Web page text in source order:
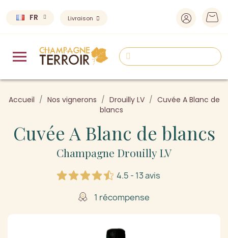
FR Livraison
Accueil Nos vignerons Drouilly LV
Cuvée A Blanc de
blancs
Cuvée A Blanc de blancs
Champagne Drouilly LV
4.5 - 13 avis
1 récompense